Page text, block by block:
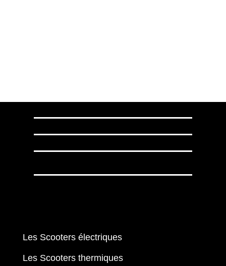
Les Scooters électriques
Les Scooters thermiques